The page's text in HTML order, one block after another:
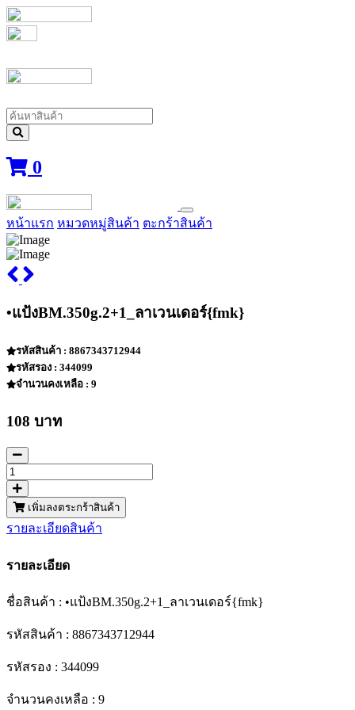
0
หน้าแรก หมวดหมู่สินค้า ตะกร้าสินค้า
•แป้งBM.350g.2+1_ลาเวนเดอร์{fmk}
รหัสสินค้า : 8867343712944
รหัสรอง : 344099
จำนวนคงเหลือ : 9
108 บาท
เพิ่มลงตระกร้าสินค้า
รายละเอียดสินค้า
รายละเอียด
ชื่อสินค้า : •แป้งBM.350g.2+1_ลาเวนเดอร์{fmk}
รหัสสินค้า : 8867343712944
รหัสรอง : 344099
จำนวนคงเหลือ : 9